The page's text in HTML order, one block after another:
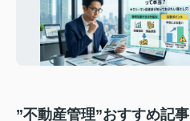
”不動産管理”おすすめ記事